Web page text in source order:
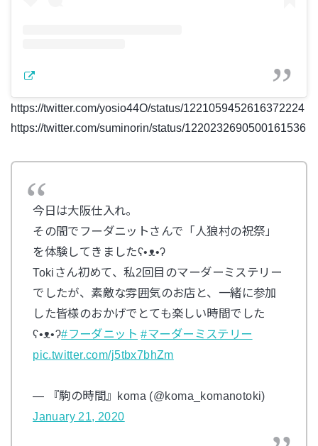
https://twitter.com/yosio44O/status/1221059452616372224
https://twitter.com/suminorin/status/1220232690500161536
今日は大阪仕入れ。
その間でフーダニットさんで「人狼村の祝祭」
を体験してきましたʕ•ᴥ•ʔ
Tokiさん初めて、私2回目のマーダーミステリー
でしたが、素敵な雰囲気のお店と、一緒に参加
した皆様のおかげでとても楽しい時間でした
ʕ•ᴥ•ʔ#フーダニット #マーダーミステリー
pic.twitter.com/j5tbx7bhZm
— 『駒の時間』koma (@koma_komanotoki)
January 21, 2020